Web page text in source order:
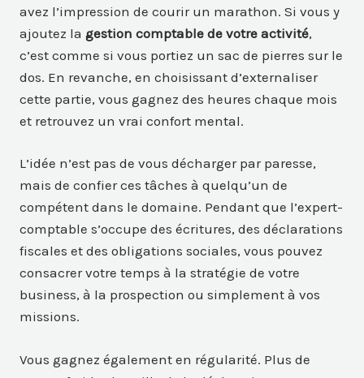
avez l’impression de courir un marathon. Si vous y
ajoutez la gestion comptable de votre activité,
c’est comme si vous portiez un sac de pierres sur le
dos. En revanche, en choisissant d’externaliser
cette partie, vous gagnez des heures chaque mois
et retrouvez un vrai confort mental.
L’idée n’est pas de vous décharger par paresse,
mais de confier ces tâches à quelqu’un de
compétent dans le domaine. Pendant que l’expert-
comptable s’occupe des écritures, des déclarations
fiscales et des obligations sociales, vous pouvez
consacrer votre temps à la stratégie de votre
business, à la prospection ou simplement à vos
missions.
Vous gagnez également en régularité. Plus de